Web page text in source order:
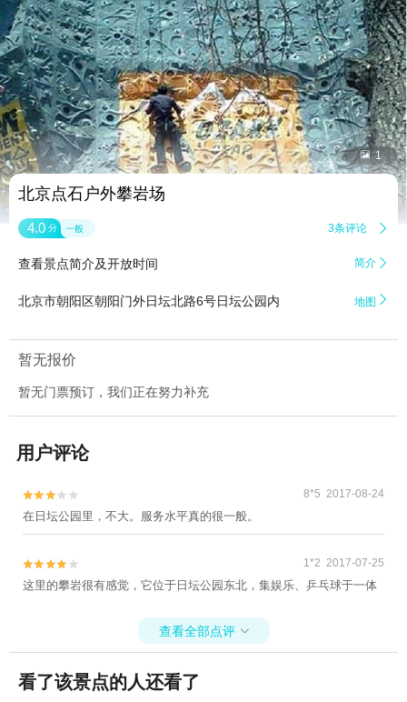
 1
北京点石户外攀岩场
4.0 分 一般 3条评论 
查看景点简介及开放时间 简介 
北京市朝阳区朝阳门外日坛北路6号日坛公园内 地图 
暂无报价
暂无门票预订，我们正在努力补充
用户评论

 8*5 2017-08-24
在日坛公园里，不大。服务水平真的很一般。

 1*2 2017-07-25
这里的攀岩很有感觉，它位于日坛公园东北，集娱乐、乒乓球于一体
查看全部点评 
看了该景点的人还看了
